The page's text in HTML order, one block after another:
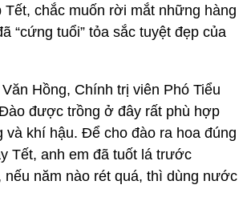
Tết, chắc muốn rời mắt những hàng
“cứng tuổi” tỏa sắc tuyệt đẹp của
Hồng, Chính trị viên Phó Tiểu
được trồng ở đây rất phù hợp
khí hậu. Để cho đào ra hoa đúng
Tết, anh em đã tuốt lá trước
nếu năm nào rét quá, thì dùng nước